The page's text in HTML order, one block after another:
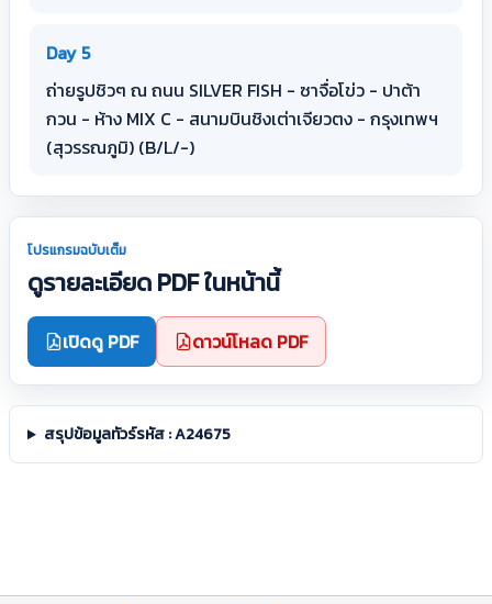
Day 5
ถ่ายรูปชิวๆ ณ ถนน SILVER FISH - ซาจื่อโข่ว - ปาต้า
กวน - ห้าง MIX C - สนามบินชิงเต่าเจียวตง - กรุงเทพฯ
(สุวรรณภูมิ) (B/L/-)
โปรแกรมฉบับเต็ม
ดูรายละเอียด PDF ในหน้านี้
เปิดดู PDF ดาวน์โหลด PDF
สรุปข้อมูลทัวร์รหัส : A24675